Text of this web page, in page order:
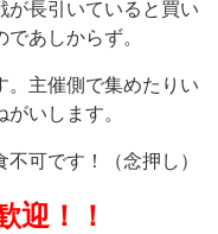
が長引いていると買い
あしからず。
。主催側で集めたりい
いします。
可です！（念押し）
迎！！